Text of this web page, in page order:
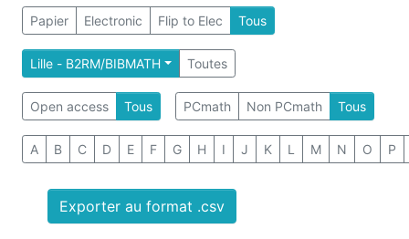
Papier Electronic Flip to Elec Tous
Lille - B2RM/BIBMATH Toutes
Open access Tous PCmath Non PCmath Tous
A B C D E F G H I J K L M N O P
Exporter au format .csv